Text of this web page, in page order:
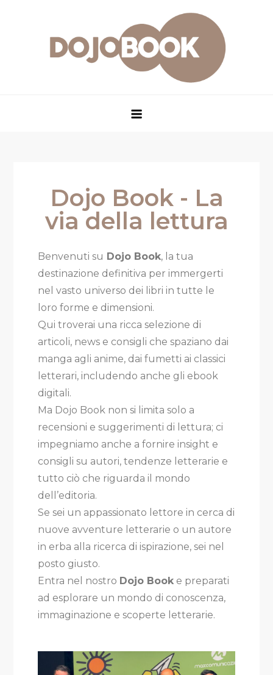
Dojo Book - La
via della lettura
Benvenuti su Dojo Book, la tua
destinazione definitiva per immergerti
nel vasto universo dei libri in tutte le
loro forme e dimensioni.
Qui troverai una ricca selezione di
articoli, news e consigli che spaziano dai
manga agli anime, dai fumetti ai classici
letterari, includendo anche gli ebook
digitali.
Ma Dojo Book non si limita solo a
recensioni e suggerimenti di lettura; ci
impegniamo anche a fornire insight e
consigli su autori, tendenze letterarie e
tutto ciò che riguarda il mondo
dell’editoria.
Se sei un appassionato lettore in cerca di
nuove avventure letterarie o un autore
in erba alla ricerca di ispirazione, sei nel
posto giusto.
Entra nel nostro Dojo Book e preparati
ad esplorare un mondo di conoscenza,
immaginazione e scoperte letterarie.